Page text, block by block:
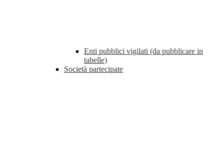
Enti pubblici vigilati (da pubblicare in
tabelle)
Società partecipate